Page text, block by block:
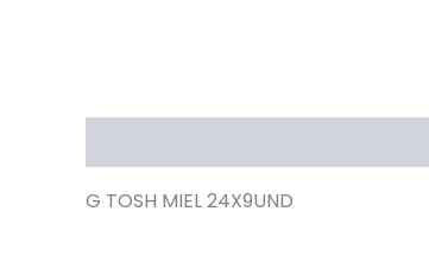
G TOSH MIEL 24X9UND